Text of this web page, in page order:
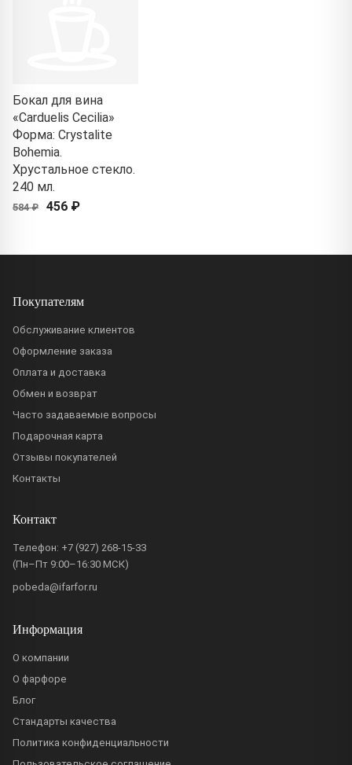
Бокал для вина
«Carduelis Cecilia»
Форма: Crystalite
Bohemia.
Хрустальное стекло.
240 мл.
584 ₽ 456 ₽
Покупателям
Обслуживание клиентов
Оформление заказа
Оплата и доставка
Обмен и возврат
Часто задаваемые вопросы
Подарочная карта
Отзывы покупателей
Контакты
Контакт
Телефон: +7 (927) 268-15-33
(Пн–Пт 9:00–16:30 МСК)
pobeda@ifarfor.ru
Информация
О компании
О фарфоре
Блог
Стандарты качества
Политика конфиденциальности